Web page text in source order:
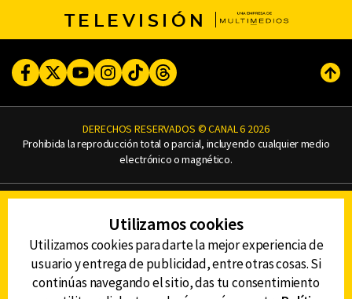
TELEVISIÓN
FacebookTwitterYoutubeInstagram
TikTokThreads
DERECHOS RESERVADOS © CANAL 6 2026
Prohibida la reproducción total o parcial, incluyendo cualquier medio
electrónico o magnético.
AVISO DE PRIVACIDAD
AVISO LEGAL
DEFENSORÍA DE LAS AUDIENCIAS
Utilizamos cookies
Utilizamos cookies para darte la mejor experiencia de
usuario y entrega de publicidad, entre otras cosas. Si
continúas navegando el sitio, das tu consentimiento